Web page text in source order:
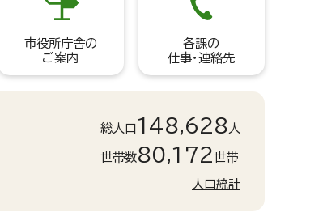
市役所庁舎の
ご案内
各課の
仕事・連絡先
総人口 148,628 人
世帯数80,172世帯
人口統計